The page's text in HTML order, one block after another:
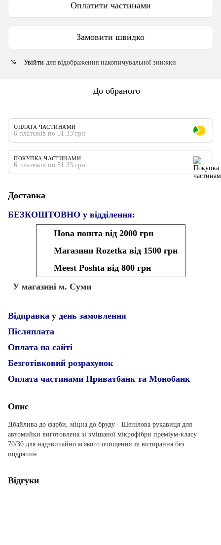
Оплатити частинами
Замовити швидко
% Увійти для відображення накопичувальної знижки
До обраного
ОПЛАТА ЧАСТИНАМИ
6 платежів по 51.33 грн
ПОКУПКА ЧАСТИНАМИ
6 платежів по 51.33 грн
Доставка
БЕЗКОШТОВНО у відділення:
Нова пошта від 2000 грн
Магазини Rozetka від 1500 грн
Meest Poshta від 800 грн
У магазині м. Суми
Відправка у день замовлення
Післяплата
Оплата на сайті
Безготівковий розрахунок
Оплата частинами Приватбанк та Монобанк
Опис
Дбайлива до фарби, міцна до бруду - Шенілова рукавиця для
автомийки виготовлена зі змішаної мікрофібри преміум-класу
70/30 для надзвичайно м'якого очищення та витирання без
подряпин.
Відгуки